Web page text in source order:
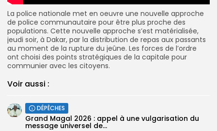
La police nationale met en oeuvre une nouvelle approche
de police communautaire pour être plus proche des
populations. Cette nouvelle approche s’est matérialisée,
jeudi soir, à Dakar, par la distribution de repas aux passants
au moment de la rupture du jeûne. Les forces de l’ordre
ont choisi des points stratégiques de la capitale pour
communier avec les citoyens.
Voir aussi :
DÉPÊCHES
Grand Magal 2026 : appel à une vulgarisation du
message universel de...